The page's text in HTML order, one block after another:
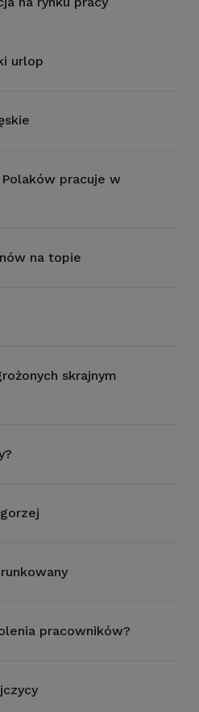
urlop
pracuje w
na topie
skrajnym
pracowników?